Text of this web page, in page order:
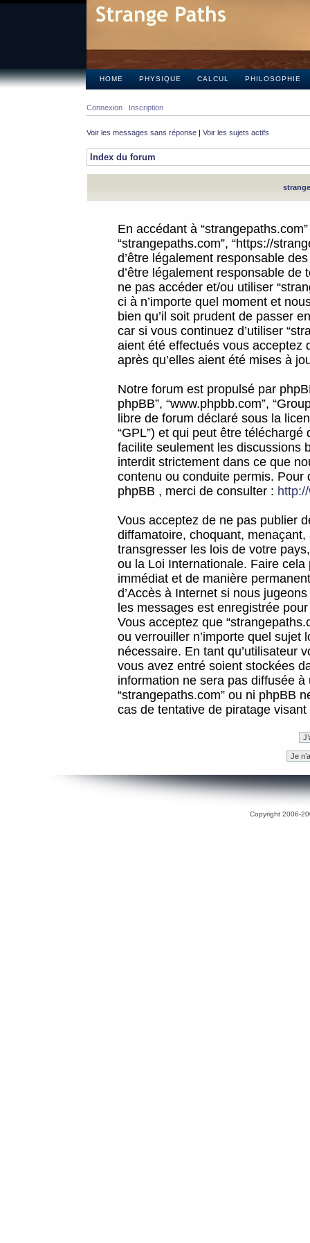
HOME PHYSIQUE CALCUL PHILOSOPHIE
Connexion Inscription
Voir les messages sans réponse | Voir les sujets actifs
Index du forum
En accédant à
“strangepaths.com”, “https://
d’être légalement responsable
d’être légalement responsable
ne pas accéder et/ou utiliser
ci à n’importe quel moment et
bien qu’il soit prudent de passer
car si vous continuez d’utiliser
aient été effectués vous acceptez
après qu’elles aient été mises à
Notre forum est propulsé par
phpBB”, “www.phpbb.com”,
libre de forum déclaré sous la
“GPL”) et qui peut être téléchargé
facilite seulement les discussions
interdit strictement dans ce que
contenu ou conduite permis.
phpBB , merci de consulter :
Vous acceptez de ne pas publier
diffamatoire, choquant,
transgresser les lois de votre
ou la Loi Internationale. Faire
immédiat et de manière
d’Accès à Internet si nous
les messages est enregistrée
Vous acceptez que
ou verrouiller n’importe quel sujet
nécessaire. En tant qu’utilisateur
vous avez entré soient stockées
information ne sera pas diffusée
“strangepaths.com” ou ni phpBB
cas de tentative de piratage
Copyright 2006-